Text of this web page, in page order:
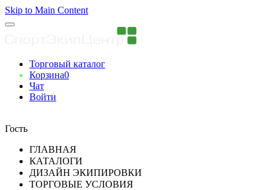
Skip to Main Content
Торговый каталог
Корзина0
Чат
Войти
Гость
ГЛАВНАЯ
КАТАЛОГИ
ДИЗАЙН ЭКИПИРОВКИ
ТОРГОВЫЕ УСЛОВИЯ